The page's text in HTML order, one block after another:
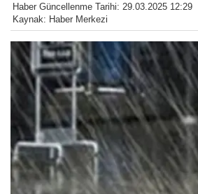
Haber Güncellenme Tarihi: 29.03.2025 12:29
Kaynak: Haber Merkezi